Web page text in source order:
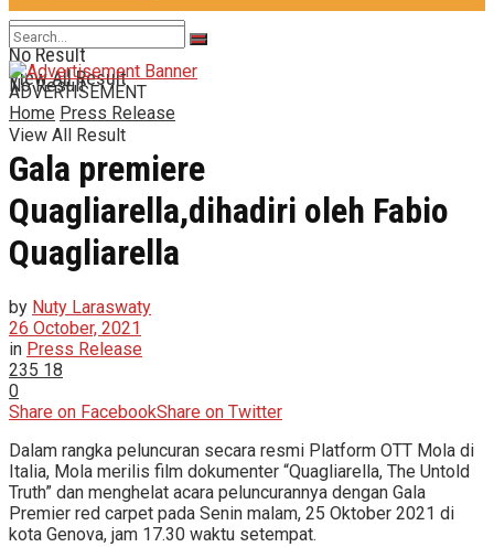
No Result
View All Result
No Result
View All Result
ADVERTISEMENT
Home Press Release
Gala premiere
Quagliarella,dihadiri oleh Fabio
Quagliarella
by Nuty Laraswaty
26 October, 2021
in Press Release
235 18
0
Share on FacebookShare on Twitter
Dalam rangka peluncuran secara resmi Platform OTT Mola di
Italia, Mola merilis film dokumenter “Quagliarella, The Untold
Truth” dan menghelat acara peluncurannya dengan Gala
Premier red carpet pada Senin malam, 25 Oktober 2021 di
kota Genova, jam 17.30 waktu setempat.